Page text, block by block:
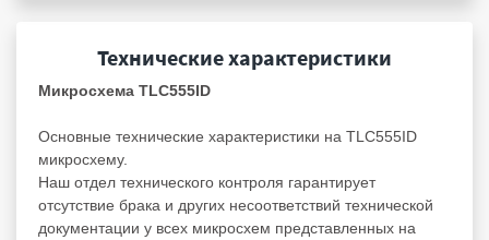
Технические характеристики
Микросхема TLC555ID
Основные технические характеристики на TLC555ID
микросхему.
Наш отдел технического контроля гарантирует
отсутствие брака и других несоответствий технической
документации у всех микросхем представленных на